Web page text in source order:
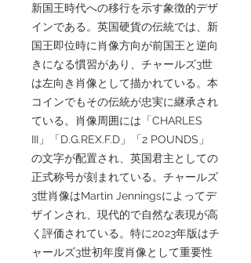
新国王時代への移行を示す象徴的デザ
インである。英国硬貨の伝統では、新
国王即位時に肖像方向が前国王と逆向
きになる慣習があり、チャールズ3世
は左向き肖像として描かれている。本
コインでもその伝統が忠実に継承され
ている。肖像周囲には「CHARLES
III」「D.G.REX.F.D」「2 POUNDS」
の文字が配置され、英国君主としての
正式称号が刻まれている。チャールズ
3世肖像はMartin Jenningsによってデ
ザインされ、現代的で自然な表現が高
く評価されている。特に2023年版はチ
ャールズ3世初年度肖像として重要性